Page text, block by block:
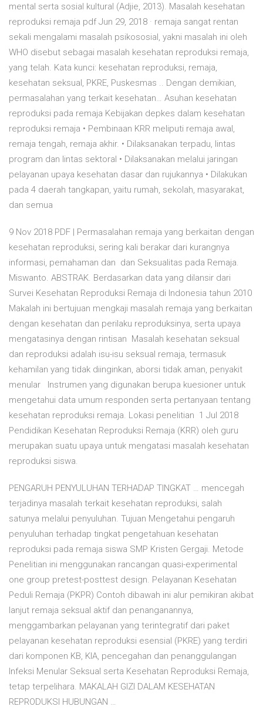
mental serta sosial kultural (Adjie, 2013). Masalah kesehatan
reproduksi remaja pdf Jun 29, 2018 · remaja sangat rentan
sekali mengalami masalah psikososial, yakni masalah ini oleh
WHO disebut sebagai masalah kesehatan reproduksi remaja,
yang telah. Kata kunci: kesehatan reproduksi, remaja,
kesehatan seksual, PKRE, Puskesmas .. Dengan demikian,
permasalahan yang terkait kesehatan… Asuhan kesehatan
reproduksi pada remaja Kebijakan depkes dalam kesehatan
reproduksi remaja • Pembinaan KRR meliputi remaja awal,
remaja tengah, remaja akhir. • Dilaksanakan terpadu, lintas
program dan lintas sektoral • Dilaksanakan melalui jaringan
pelayanan upaya kesehatan dasar dan rujukannya • Dilakukan
pada 4 daerah tangkapan, yaitu rumah, sekolah, masyarakat,
dan semua
9 Nov 2018 PDF | Permasalahan remaja yang berkaitan dengan
kesehatan reproduksi, sering kali berakar dari kurangnya
informasi, pemahaman dan dan Seksualitas pada Remaja.
Miswanto. ABSTRAK. Berdasarkan data yang dilansir dari
Survei Kesehatan Reproduksi Remaja di Indonesia tahun 2010
Makalah ini bertujuan mengkaji masalah remaja yang berkaitan
dengan kesehatan dan perilaku reproduksinya, serta upaya
mengatasinya dengan rintisan Masalah kesehatan seksual
dan reproduksi adalah isu-isu seksual remaja, termasuk
kehamilan yang tidak diinginkan, aborsi tidak aman, penyakit
menular Instrumen yang digunakan berupa kuesioner untuk
mengetahui data umum responden serta pertanyaan tentang
kesehatan reproduksi remaja. Lokasi penelitian 1 Jul 2018
Pendidikan Kesehatan Reproduksi Remaja (KRR) oleh guru
merupakan suatu upaya untuk mengatasi masalah kesehatan
reproduksi siswa.
PENGARUH PENYULUHAN TERHADAP TINGKAT … mencegah
terjadinya masalah terkait kesehatan reproduksi, salah
satunya melalui penyuluhan. Tujuan Mengetahui pengaruh
penyuluhan terhadap tingkat pengetahuan kesehatan
reproduksi pada remaja siswa SMP Kristen Gergaji. Metode
Penelitian ini menggunakan rancangan quasi-experimental
one group pretest-posttest design. Pelayanan Kesehatan
Peduli Remaja (PKPR) Contoh dibawah ini alur pemikiran akibat
lanjut remaja seksual aktif dan penanganannya,
menggambarkan pelayanan yang terintegratif dari paket
pelayanan kesehatan reproduksi esensial (PKRE) yang terdiri
dari komponen KB, KIA, pencegahan dan penanggulangan
Infeksi Menular Seksual serta Kesehatan Reproduksi Remaja,
tetap terpelihara. MAKALAH GIZI DALAM KESEHATAN
REPRODUKSI HUBUNGAN …